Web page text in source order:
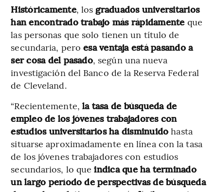
Históricamente, los graduados universitarios
han encontrado trabajo más rápidamente que
las personas que solo tienen un título de
secundaria, peroesa ventaja está pasando a
ser cosa del pasado, según una nueva
investigación del Banco de la Reserva Federal
de Cleveland.
“Recientemente, la tasa de búsqueda de
empleo de los jóvenes trabajadores con
estudios universitarios ha disminuido hasta
situarse aproximadamente en línea con la tasa
de los jóvenes trabajadores con estudios
secundarios, lo queindica que ha terminado
un largo período de perspectivas de búsqueda